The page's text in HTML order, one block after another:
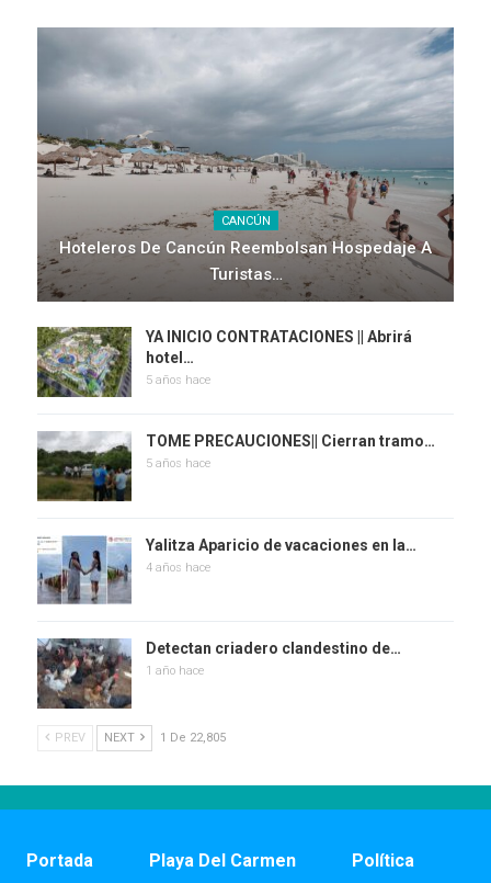
CANCÚN
Hoteleros De Cancún Reembolsan Hospedaje A
Turistas…
YA INICIO CONTRATACIONES || Abrirá
hotel…
5 años hace
TOME PRECAUCIONES|| Cierran tramo…
5 años hace
Yalitza Aparicio de vacaciones en la…
4 años hace
Detectan criadero clandestino de…
1 año hace
PREV NEXT 1 De 22,805
Portada Playa Del Carmen Política